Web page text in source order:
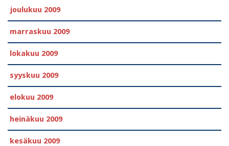
joulukuu 2009
marraskuu 2009
lokakuu 2009
syyskuu 2009
elokuu 2009
heinäkuu 2009
kesäkuu 2009